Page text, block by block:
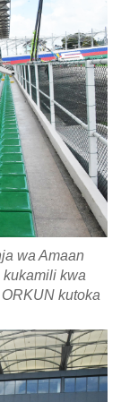
wa Amaan
kukamili kwa
kutoka